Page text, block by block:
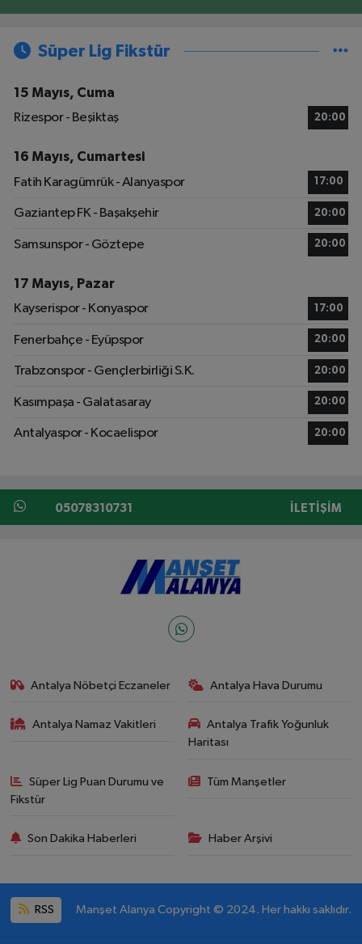
Süper Lig Fikstür
15 Mayıs, Cuma
Rizespor - Beşiktaş
20:00
16 Mayıs, Cumartesi
Fatih Karagümrük - Alanyaspor
17:00
Gaziantep FK - Başakşehir 20:00
Samsunspor - Göztepe 20:00
17 Mayıs, Pazar
Kayserispor - Konyaspor
17:00
Fenerbahçe - Eyüpspor 20:00
Trabzonspor - Gençlerbirliği S.K. 20:00
Kasımpaşa - Galatasaray 20:00
Antalyaspor - Kocaelispor 20:00
05078310731 İLETIŞIM
Antalya Nöbetçi Eczaneler Antalya Hava Durumu
Antalya Namaz Vakitleri
Antalya Trafik Yoğunluk
Haritası
Süper Lig Puan Durumu ve
Fikstür
Tüm Manşetler
Son Dakika Haberleri Haber Arşivi
RSS Manşet Alanya Copyright © 2024. Her hakkı saklıdır.